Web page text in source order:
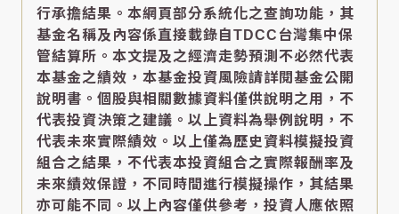
行承擔結果。本網頁部分系統化之查詢功能，其
基金名稱及內容係直接載錄自TDCC台灣集中保
管結算所。本文提及之經濟走勢預測不必然代表
本基金之績效，本基金投資風險請詳閱基金公開
說明書。個股與相關數據資料僅供說明之用，不
代表投資決策之建議。以上資料為舉例說明，不
代表未來實際績效。以上僅為歷史資料模擬投資
組合之結果，不代表本投資組合之實際報酬率及
未來績效保證，不同時間進行模擬操作，其結果
亦可能不同。以上內容僅供參考，投資人應依照